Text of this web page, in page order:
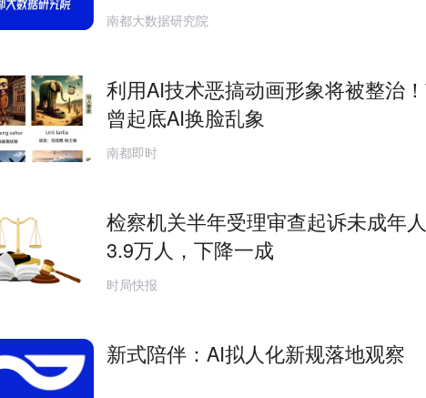
南都大数据研究院
利用AI技术恶搞动画形象将被整治
曾起底AI换脸乱象
南都即时
检察机关半年受理审查起诉未成年
3.9万人，下降一成
时局快报
新式陪伴：AI拟人化新规落地观察